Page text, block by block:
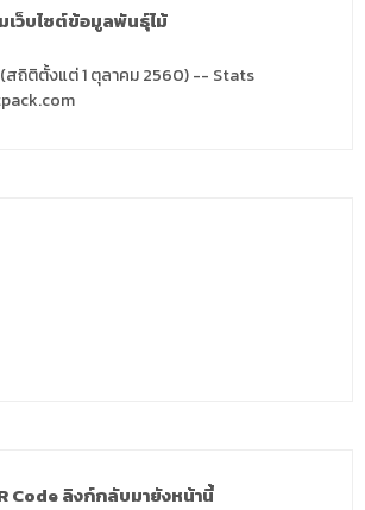
เว็บไซต์ข้อมูลพันธุ์ไม้
สถิติตั้งแต่ 1 ตุลาคม 2560) -- Stats
Code ลิงก์กลับมายังหน้านี้